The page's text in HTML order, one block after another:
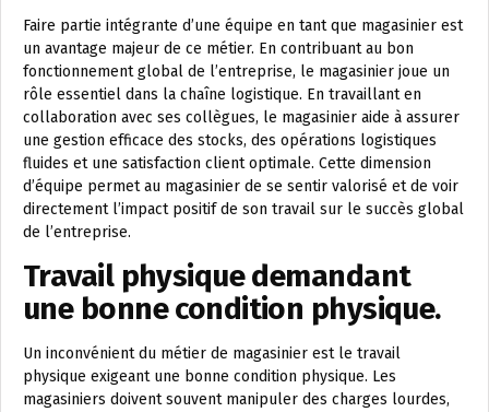
Faire partie intégrante d’une équipe en tant que magasinier est
un avantage majeur de ce métier. En contribuant au bon
fonctionnement global de l’entreprise, le magasinier joue un
rôle essentiel dans la chaîne logistique. En travaillant en
collaboration avec ses collègues, le magasinier aide à assurer
une gestion efficace des stocks, des opérations logistiques
fluides et une satisfaction client optimale. Cette dimension
d’équipe permet au magasinier de se sentir valorisé et de voir
directement l’impact positif de son travail sur le succès global
de l’entreprise.
Travail physique demandant
une bonne condition physique.
Un inconvénient du métier de magasinier est le travail
physique exigeant une bonne condition physique. Les
magasiniers doivent souvent manipuler des charges lourdes,